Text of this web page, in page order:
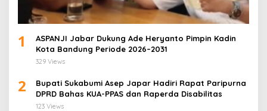
1
ASPANJI Jabar Dukung Ade Heryanto Pimpin Kadin
Kota Bandung Periode 2026–2031
329 Views
2
Bupati Sukabumi Asep Japar Hadiri Rapat Paripurna
DPRD Bahas KUA-PPAS dan Raperda Disabilitas
123 Views